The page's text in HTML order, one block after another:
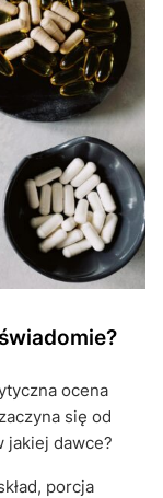
ocena
się od
jakiej dawce?
porcja